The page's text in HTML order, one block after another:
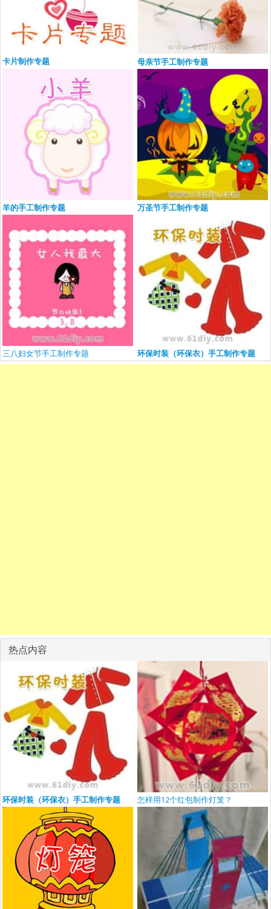
卡片制作专题 母亲节手工制作专题
羊的手工制作专题 万圣节手工制作专题
三八妇女节手工制作专题 环保时装（环保衣）手工制作专题
热点内容
环保时装（环保衣）手工制作专题 怎样用12个红包制作灯笼？